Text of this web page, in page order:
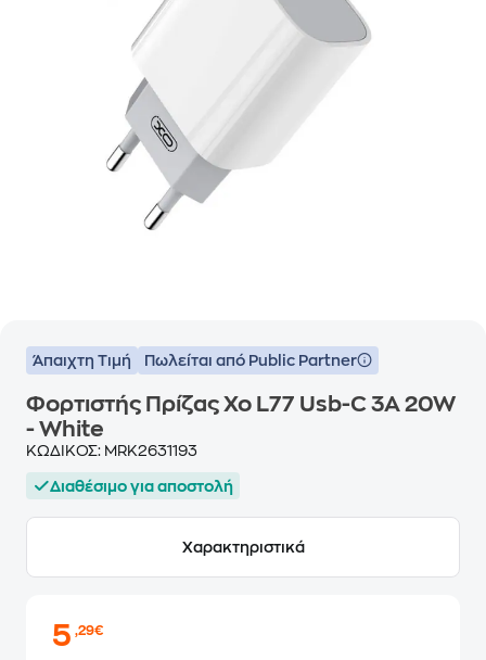
Άπαιχτη Τιμή Πωλείται από Public Partner
Φορτιστής Πρίζας Xo L77 Usb-C 3A 20W
- White
ΚΩΔΙΚΟΣ: MRK2631193
Διαθέσιμο για αποστολή
Χαρακτηριστικά
5,29€